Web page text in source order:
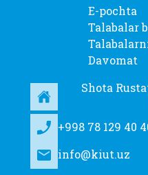
E-pochta
Talabalar
Davomat
Shota
+998 78 129 40
info@kiut.uz